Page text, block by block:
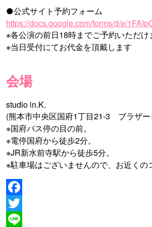
●公式サイト予約フォーム
https://docs.google.com/forms/d/e/
※各公演の前日18時までご予約いただけ
※当日受付にてお代金を頂戴します
会場
studio in.K.
(熊本市中央区国府1丁目21-3 ブラザー
※国府バス停の目の前。
※電停国府から徒歩2分。
※JR新水前寺駅から徒歩5分。
※駐車場はございませんので、お近くの
Facebook
Twitter